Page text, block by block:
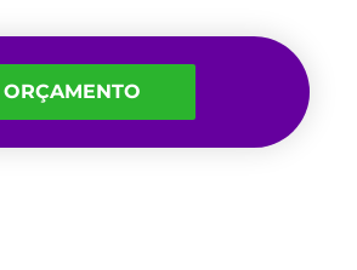
ORÇAMENTO